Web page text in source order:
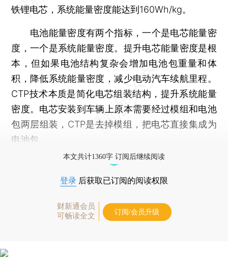
铁锂电芯，系统能量密度能达到160Wh/kg。
电池能量密度有两个指标，一个是电芯能量密
度，一个是系统能量密度。提升电芯能量密度是根
本，但如果电池结构复杂会增加电池包重量和体
积，降低系统能量密度，减少电动汽车续航里程。
CTP技术本质是简化电芯组装结构，提升系统能量
密度。电芯安装到车辆上原本需要经过模组和电池
包两层组装，CTP是去掉模组，把电芯直接集成为
电池包。
本文共计1360字 订阅后继续阅读
登录 后获取已订阅的阅读权限
财新通会员
可畅读全文
订阅/会员升级